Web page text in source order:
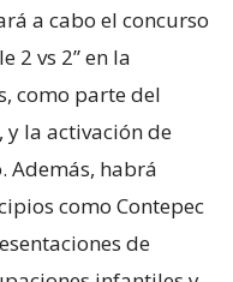
a cabo el concurso
2 vs 2” en la
como parte del
y la activación de
Además, habrá
como Contepec
de